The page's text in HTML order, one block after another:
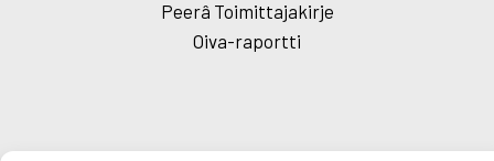
Peerâ Toimittajakirje
Oiva-raportti